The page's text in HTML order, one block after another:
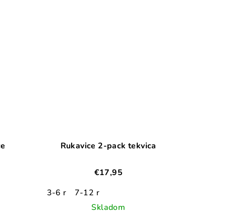
Rukavice 2-pack tekvica
€17,95
3-6 r
7-12 r
Skladom